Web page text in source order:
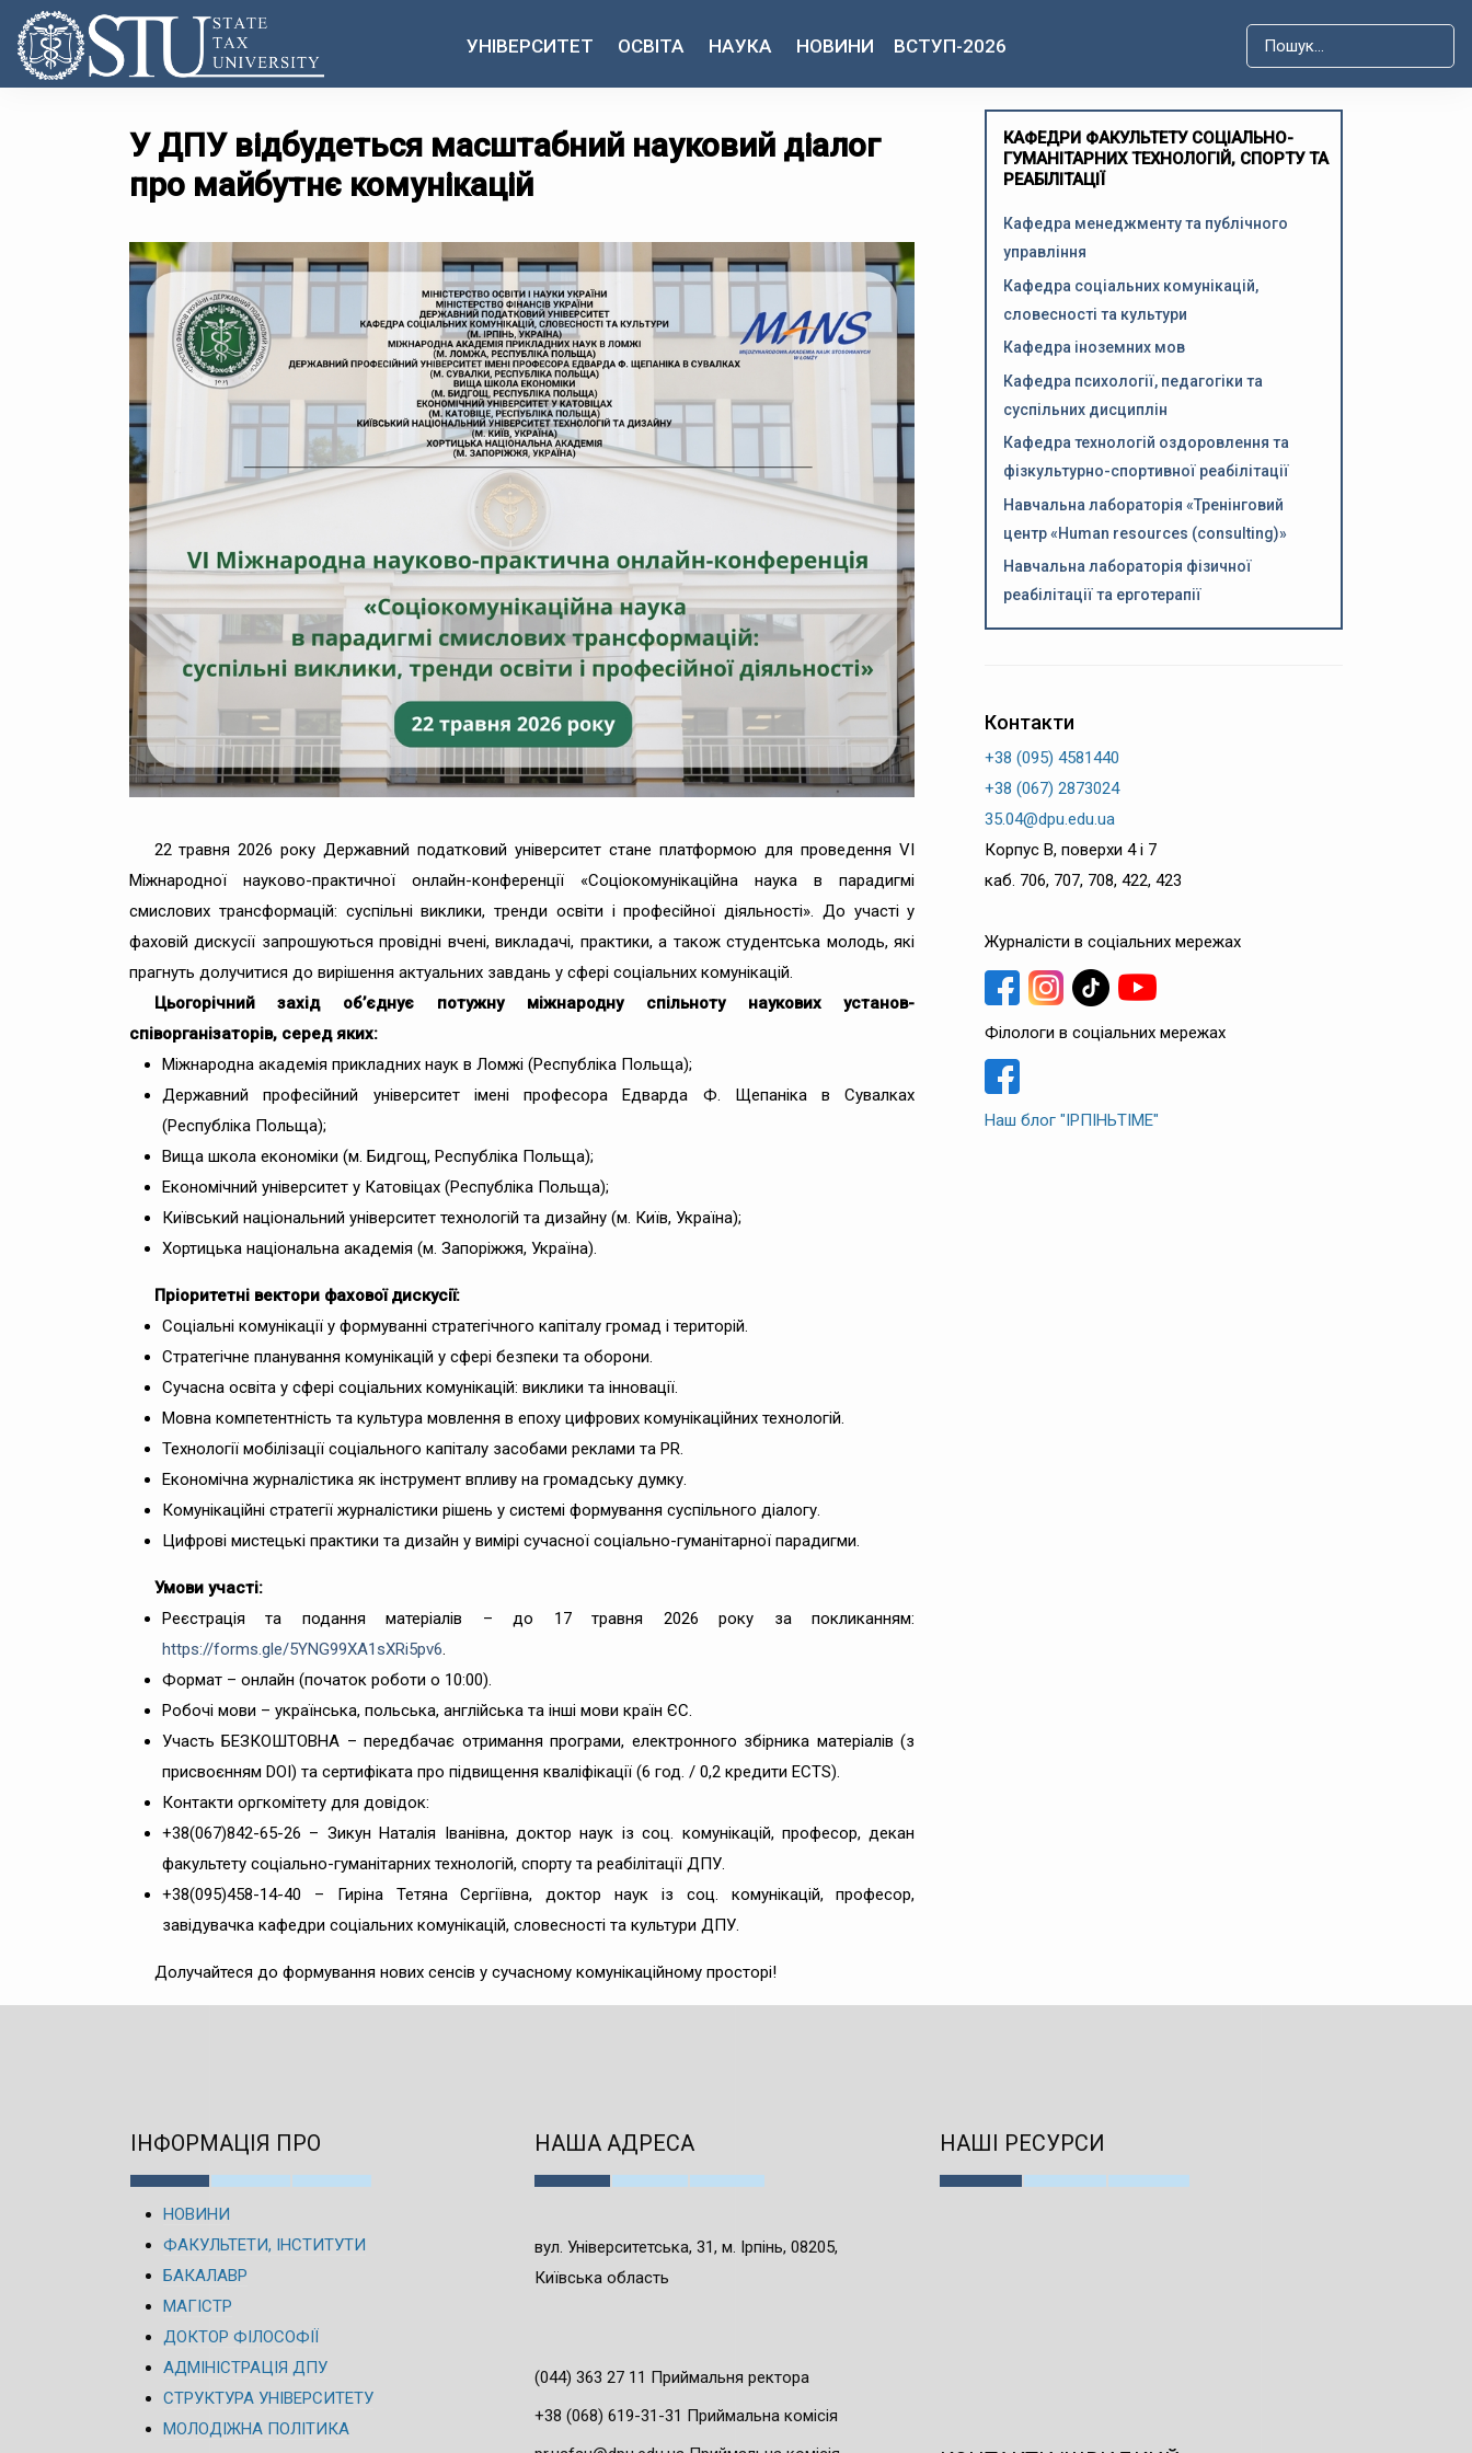
УНІВЕРСИТЕТ ОСВІТА НАУКА НОВИНИ ВСТУП-2026
У ДПУ відбудеться масштабний науковий діалог
про майбутнє комунікацій
22 травня 2026 року Державний податковий університет стане платформою для проведення VІ
Міжнародної науково-практичної онлайн-конференції «Соціокомунікаційна наука в парадигмі
смислових трансформацій: суспільні виклики, тренди освіти і професійної діяльності». До участі у
фаховій дискусії запрошуються провідні вчені, викладачі, практики, а також студентська молодь, які
прагнуть долучитися до вирішення актуальних завдань у сфері соціальних комунікацій.
Цьогорічний захід об’єднує потужну міжнародну спільноту наукових установ-
співорганізаторів, серед яких:
Міжнародна академія прикладних наук в Ломжі (Республіка Польща);
Державний професійний університет імені професора Едварда Ф. Щепаніка в Сувалках
(Республіка Польща);
Вища школа економіки (м. Бидгощ, Республіка Польща);
Економічний університет у Катовіцах (Республіка Польща);
Київський національний університет технологій та дизайну (м. Київ, Україна);
Хортицька національна академія (м. Запоріжжя, Україна).
Пріоритетні вектори фахової дискусії:
Соціальні комунікації у формуванні стратегічного капіталу громад і територій.
Стратегічне планування комунікацій у сфері безпеки та оборони.
Сучасна освіта у сфері соціальних комунікацій: виклики та інновації.
Мовна компетентність та культура мовлення в епоху цифрових комунікаційних технологій.
Технології мобілізації соціального капіталу засобами реклами та PR.
Економічна журналістика як інструмент впливу на громадську думку.
Комунікаційні стратегії журналістики рішень у системі формування суспільного діалогу.
Цифрові мистецькі практики та дизайн у вимірі сучасної соціально-гуманітарної парадигми.
Умови участі:
Реєстрація та подання матеріалів – до 17 травня 2026 року за покликанням:
https://forms.gle/5YNG99XA1sXRi5pv6.
Формат – онлайн (початок роботи о 10:00).
Робочі мови – українська, польська, англійська та інші мови країн ЄС.
Участь БЕЗКОШТОВНА – передбачає отримання програми, електронного збірника матеріалів (з
присвоєнням DOI) та сертифіката про підвищення кваліфікації (6 год. / 0,2 кредити ECTS).
Контакти оргкомітету для довідок:
+38(067)842-65-26 – Зикун Наталія Іванівна, доктор наук із соц. комунікацій, професор, декан
факультету соціально-гуманітарних технологій, спорту та реабілітації ДПУ.
+38(095)458-14-40 – Гиріна Тетяна Сергіївна, доктор наук із соц. комунікацій, професор,
завідувачка кафедри соціальних комунікацій, словесності та культури ДПУ.
Долучайтеся до формування нових сенсів у сучасному комунікаційному просторі!
КАФЕДРИ ФАКУЛЬТЕТУ СОЦІАЛЬНО-
ГУМАНІТАРНИХ ТЕХНОЛОГІЙ, СПОРТУ ТА
РЕАБІЛІТАЦІЇ
Кафедра менеджменту та публічного
управління
Кафедра соціальних комунікацій,
словесності та культури
Кафедра іноземних мов
Кафедра психології, педагогіки та
суспільних дисциплін
Кафедра технологій оздоровлення та
фізкультурно-спортивної реабілітації
Навчальна лабораторія «Тренінговий
центр «Human resources (consulting)»
Навчальна лабораторія фізичної
реабілітації та ерготерапії
Контакти
+38 (095) 4581440
+38 (067) 2873024
35.04@dpu.edu.ua
Корпус B, поверхи 4 і 7
каб. 706, 707, 708, 422, 423
Журналісти в соціальних мережах
Філологи в соціальних мережах
Наш блог "ІРПІНЬTIME"
ІНФОРМАЦІЯ ПРО
НОВИНИ
ФАКУЛЬТЕТИ, ІНСТИТУТИ
БАКАЛАВР
МАГІСТР
ДОКТОР ФІЛОСОФІЇ
АДМІНІСТРАЦІЯ ДПУ
СТРУКТУРА УНІВЕРСИТЕТУ
МОЛОДІЖНА ПОЛІТИКА
НАША АДРЕСА
вул. Університетська, 31, м. Ірпінь, 08205,
Київська область
(044) 363 27 11 Приймальня ректора
+38 (068) 619-31-31 Приймальна комісія
НАШІ РЕСУРСИ